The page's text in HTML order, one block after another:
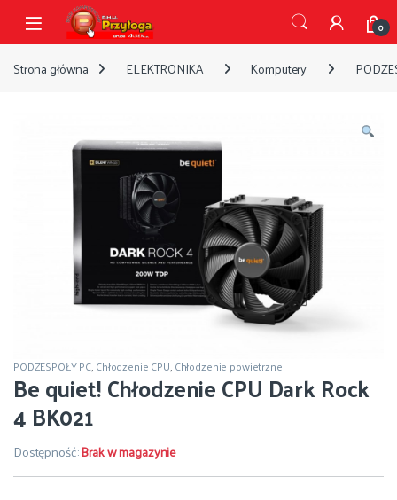
Przejdź do nawigacji
Przejdź do treści
Open 0
Strona główna ELEKTRONIKA Komputery
PODZESPOŁY PC,Chłodzenie CPU,Chłodzenie powietrzne
Be quiet! Chłodzenie CPU Dark Rock
4 BK021
Dostępność:Brak w magazynie